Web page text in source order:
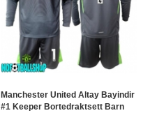
Manchester United Altay Bayindir
#1 Keeper Bortedraktsett Barn